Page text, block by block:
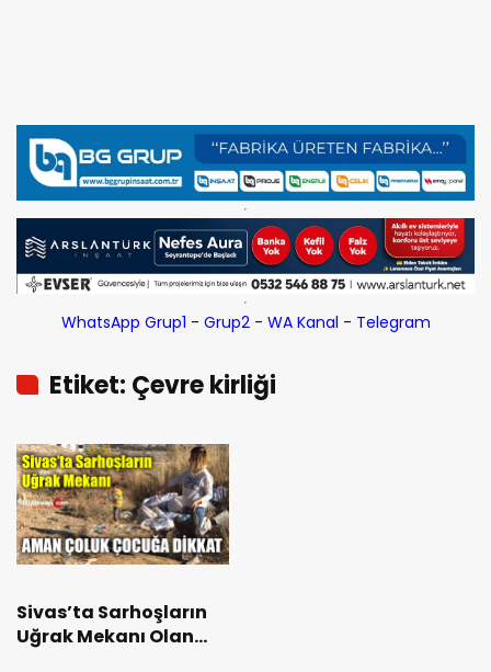
WhatsApp Grup1 - Grup2- WA Kanal - Telegram
Etiket: Çevre kirliği
Sivas’ta Sarhoşların
Uğrak Mekanı Olan